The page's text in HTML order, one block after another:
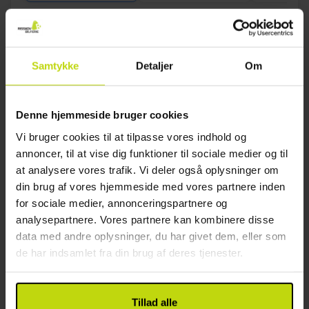
Samtykke Detaljer Om
Denne hjemmeside bruger cookies
Vi bruger cookies til at tilpasse vores indhold og
annoncer, til at vise dig funktioner til sociale medier og til
at analysere vores trafik. Vi deler også oplysninger om
din brug af vores hjemmeside med vores partnere inden
for sociale medier, annonceringspartnere og
analysepartnere. Vores partnere kan kombinere disse
data med andre oplysninger, du har givet dem, eller som
de har indsamlet fra din brug af deres tjenester.
Tillad alle
Nær Præstø Fjord
Kirsebærkroen
4.0/ 5 God28 anmeldelser
Præstø